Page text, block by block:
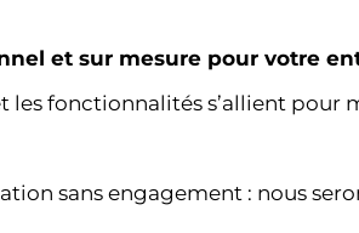
et sur mesure pour votre
les fonctionnalités s’allient pour
sans engagement : nous